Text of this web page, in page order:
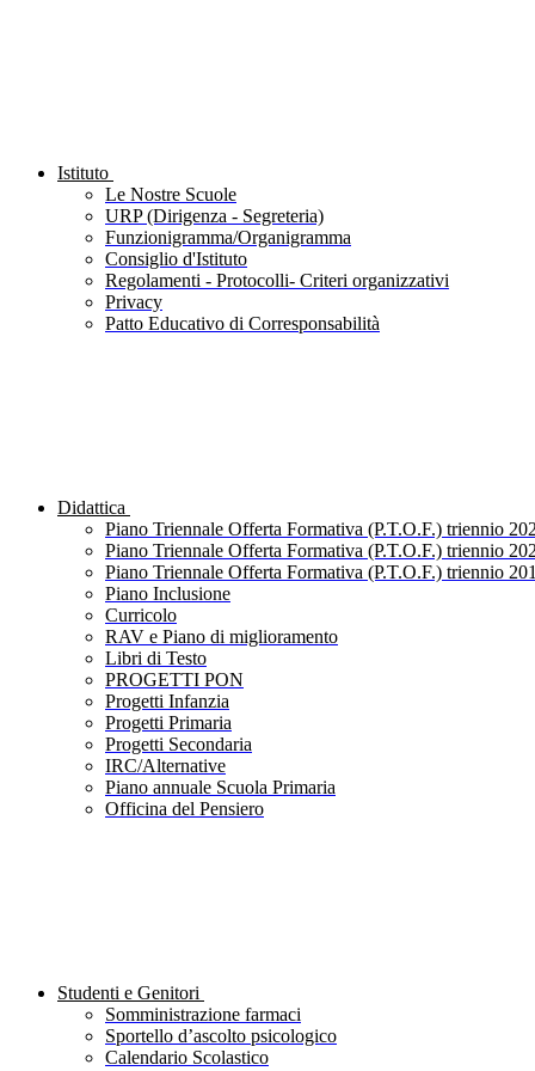
Istituto
Le Nostre Scuole
URP (Dirigenza - Segreteria)
Funzionigramma/Organigramma
Consiglio d'Istituto
Regolamenti - Protocolli- Criteri organizzativi
Privacy
Patto Educativo di Corresponsabilità
Didattica
Piano Triennale Offerta Formativa (P.T.O.F.) triennio
Piano Triennale Offerta Formativa (P.T.O.F.) triennio
Piano Triennale Offerta Formativa (P.T.O.F.) triennio
Piano Inclusione
Curricolo
RAV e Piano di miglioramento
Libri di Testo
PROGETTI PON
Progetti Infanzia
Progetti Primaria
Progetti Secondaria
IRC/Alternative
Piano annuale Scuola Primaria
Officina del Pensiero
Studenti e Genitori
Somministrazione farmaci
Sportello d’ascolto psicologico
Calendario Scolastico